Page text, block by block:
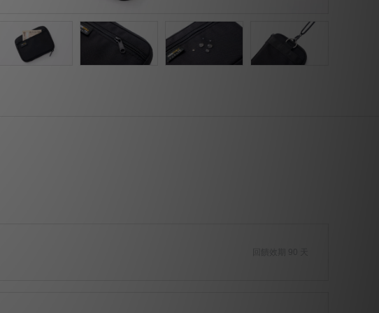
回饋效期 90 天